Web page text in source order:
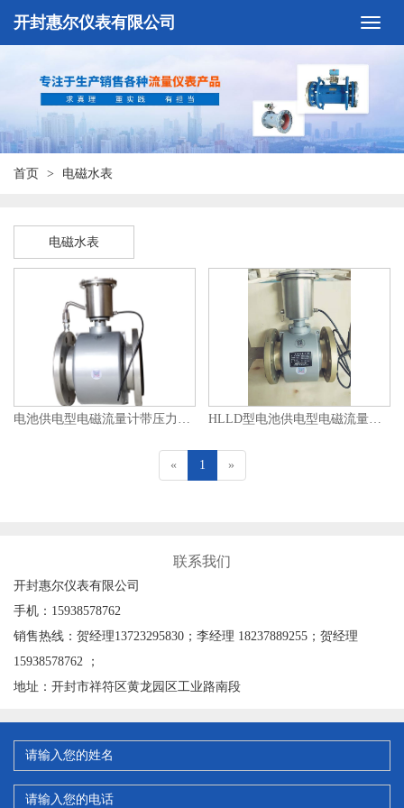
开封惠尔仪表有限公司
首页 电磁水表
电磁水表
« 1 »
联系我们
开封惠尔仪表有限公司
手机：15938578762
销售热线：贺经理13723295830；李经理 18237889255；贺经理
15938578762 ；
地址：开封市祥符区黄龙园区工业路南段